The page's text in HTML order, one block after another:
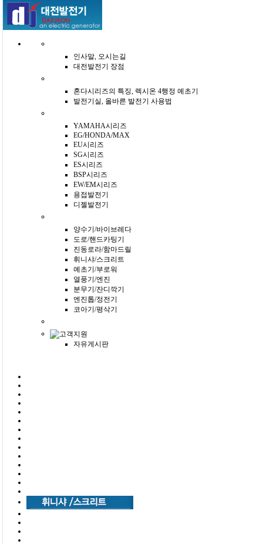
인사말, 오시는길
대전발전기 장점
혼다시리즈의 특징, 렉시온 4행정 예초기
발전기실, 올바른 발전기 사용법
YAMAHA시리즈
EG/HONDA/MAX
EU시리즈
SG시리즈
ES시리즈
BSP시리즈
EW/EM시리즈
용접발전기
디젤발전기
양수기/바이브레다
도로/핸드카팅기
진동로라/함마드릴
휘니샤/스크리트
예초기/부로워
열풍기/엔진
분무기/잔디깍기
엔진톱/정전기
코아기/평삭기
자유게시판